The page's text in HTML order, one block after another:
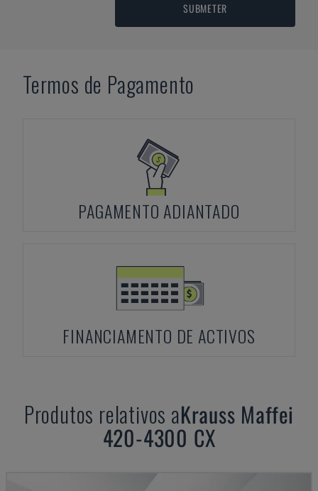
SUBMETER
Termos de Pagamento
PAGAMENTO ADIANTADO
FINANCIAMENTO DE ACTIVOS
Produtos relativos aKrauss Maffei
420-4300 CX